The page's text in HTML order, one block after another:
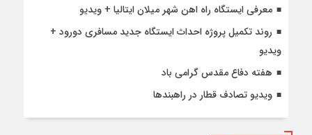
معرفی ایستگاه راه اهن شهر میلان ایتالیا + ویدیو
روند تکمیل پروژه احداث ایستگاه جدید مسافری دورود +
ویدیو
هفته دفاع مقدس گرامی باد
ویدیو تصادف قطار در راهبندها